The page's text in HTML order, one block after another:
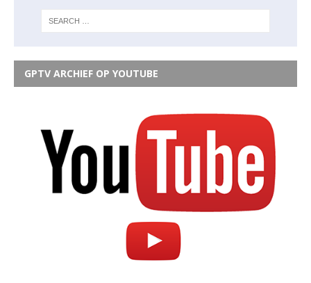
GPTV ARCHIEF OP YOUTUBE